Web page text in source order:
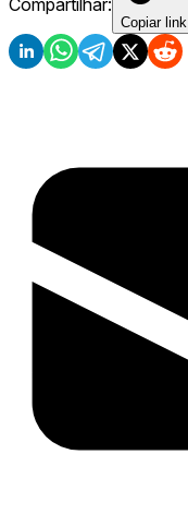
Compartilhar:
Copiar link